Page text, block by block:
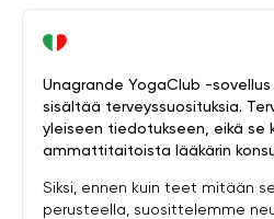
Unagrande YogaClub -
sisältää terveyssuosituksia.
yleiseen tiedotukseen, eikä se
ammattitaitoista lääkärin
Siksi, ennen kuin teet mitään
perusteella, suosittelemme